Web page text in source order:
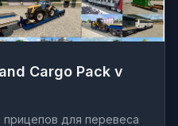
Cargo Pack v
для перевеса